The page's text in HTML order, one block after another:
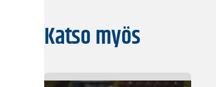
Katso myös